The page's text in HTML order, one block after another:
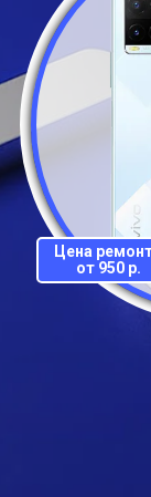
Цена
от 950 р.